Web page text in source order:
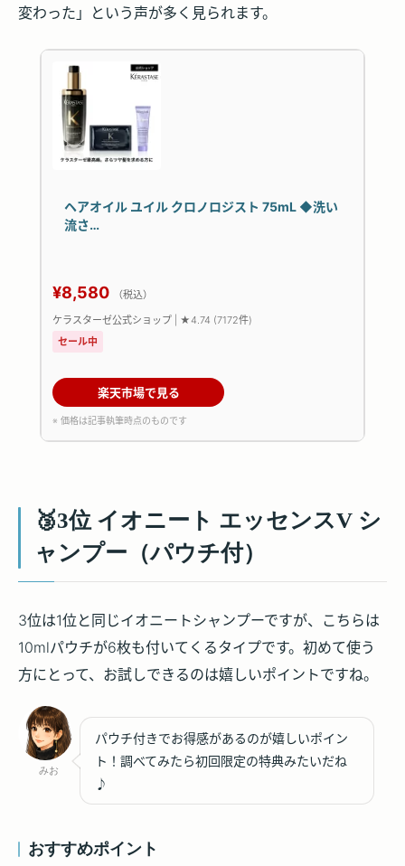
変わった」という声が多く見られます。
ヘアオイル ユイル クロノロジスト 75mL ◆洗い
流さ…
¥8,580
（税込）
ケラスターゼ公式ショップ | ★4.74 (7172件)
セール中
楽天市場で見る
※ 価格は記事執筆時点のものです
🥉3位 イオニート エッセンスV シ
ャンプー（パウチ付）
3位は1位と同じイオニートシャンプーですが、こちらは
10mlパウチが6枚も付いてくるタイプです。初めて使う
方にとって、お試しできるのは嬉しいポイントですね。
みお
パウチ付きでお得感があるのが嬉しいポイン
ト！調べてみたら初回限定の特典みたいだね
♪
おすすめポイント